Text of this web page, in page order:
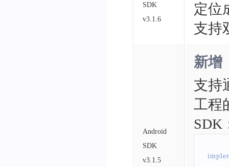
SDK
v3.1.6
定位
支持
Android
SDK
v3.1.5
新增
支持
工程
SDK